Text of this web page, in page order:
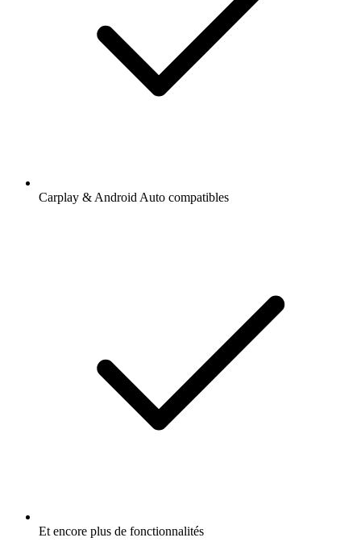
Carplay & Android Auto compatibles
Et encore plus de fonctionnalités